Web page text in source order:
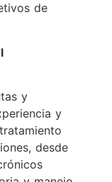
de
y
y
desde